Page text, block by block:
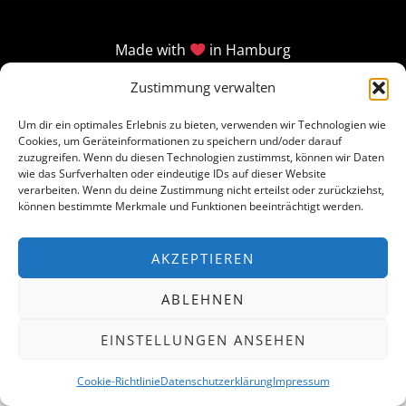
Zustimmung verwalten
Um dir ein optimales Erlebnis zu bieten, verwenden wir Technologien wie
Cookies, um Geräteinformationen zu speichern und/oder darauf
zuzugreifen. Wenn du diesen Technologien zustimmst, können wir Daten
wie das Surfverhalten oder eindeutige IDs auf dieser Website
verarbeiten. Wenn du deine Zustimmung nicht erteilst oder zurückziehst,
können bestimmte Merkmale und Funktionen beeinträchtigt werden.
AKZEPTIEREN
ABLEHNEN
EINSTELLUNGEN ANSEHEN
Cookie-RichtlinieDatenschutzerklärungImpressum
Made with in Hamburg